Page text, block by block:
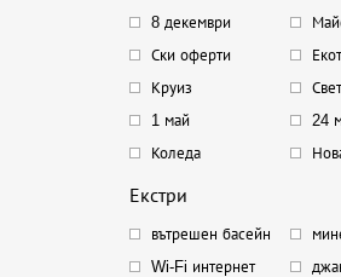
8 декември
Ски оферти
Круиз
1 май
24
Коледа
Екстри
вътрешен басейн
Wi-Fi интернет